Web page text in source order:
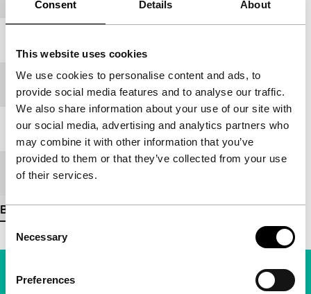
Consent Details About
This website uses cookies
We use cookies to personalise content and ads, to
provide social media features and to analyse our traffic.
We also share information about your use of our site with
our social media, advertising and analytics partners who
may combine it with other information that you’ve
provided to them or that they’ve collected from your use
of their services.
Consent
Selection
Necessary
Preferences
IFFR 1994
Lengte 50'
Medium/Formaat
Bekijk meer details